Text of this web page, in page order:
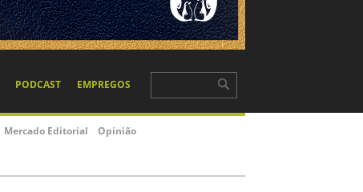
PODCAST EMPREGOS
Mercado Editorial Opinião